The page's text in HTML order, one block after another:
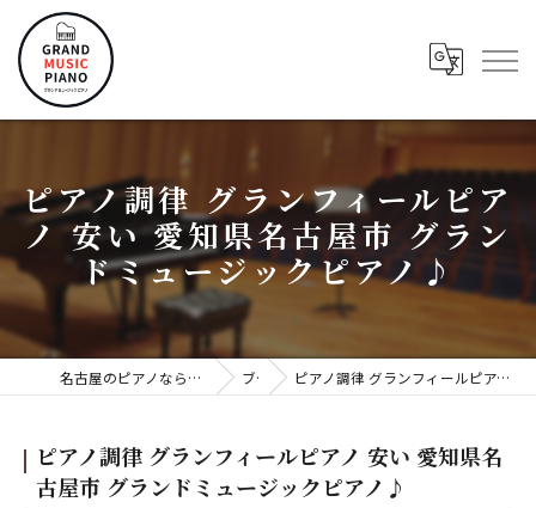
ピアノ調律 グランフィールピア
ノ 安い 愛知県名古屋市 グラン
ドミュージックピアノ♪
名古屋のピアノならグランドミュージックピアノ株式会社 ブログ ピアノ調律 グランフィールピアノ 安い 愛知県名古屋市 グランドミュージックピアノ♪
ピアノ調律 グランフィールピアノ 安い 愛知県名
古屋市 グランドミュージックピアノ♪